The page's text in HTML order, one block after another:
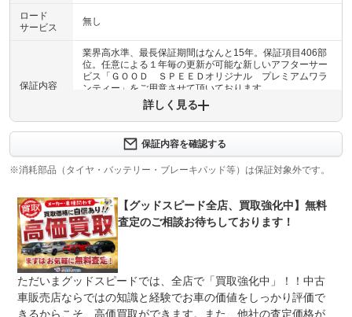
ロード
サービス
無し
保証内容
業界高水準、最長保証期間はなんと15年。保証項目406部
位。任意による１年毎の更新が可能な新しいアフターサー
ビス「ＧＯＯＤ ＳＰＥＥＤオリジナル プレミアムワラ
ンティー」をご用意させて頂いております。
上限金額 -
免責金 無し
保証修理
受付先
-
整備付 法定12ヶ月または法定24ヶ月点検整備付
詳しく見る
保証内容を確認する
※消耗部品（タイヤ・バッテリー・ブレーキパッド等）は保証対象外です。
【グッドスピード全店、買取強化中】無料
査定のご相談お待ちしております！
ただいまグッドスピードでは、全店で「買取強化中」！！中古
車販売店ならではの知識と経験でお車の価値をしっかり評価で
きるからこそ、高価買取ができます。また、他社の査定価格が